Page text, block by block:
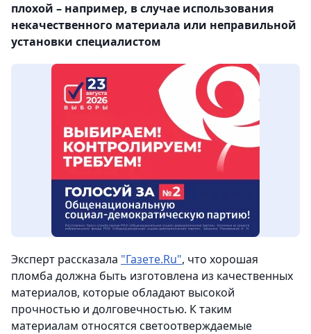
плохой – например, в случае использования
некачественного материала или неправильной
установки специалистом
Эксперт рассказала "Газете.Ru", что хорошая
пломба должна быть изготовлена из качественных
материалов, которые обладают высокой
прочностью и долговечностью. К таким
материалам относятся светоотверждаемые